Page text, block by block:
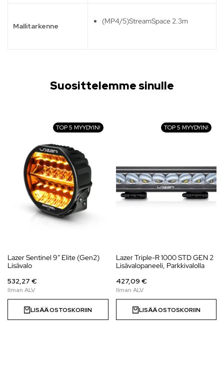
Mallitarkenne
(MP4/5)StreamSpace 2.3m
Suosittelemme sinulle
TOP 5 MYYDYIN!
Lazer Sentinel 9″ Elite (Gen2)
Lisävalo
532,27 €
LISÄÄ OSTOSKORIIN
TOP 5 MYYDYIN!
Lazer Triple-R 1000 STD GEN 2
Lisävalopaneeli, Parkkivalolla
427,09 €
LISÄÄ OSTOSKORIIN